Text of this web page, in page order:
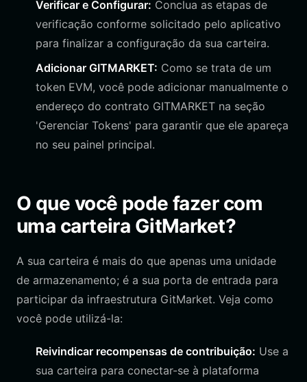
Verificar e Configurar: Conclua as etapas de
verificação conforme solicitado pelo aplicativo
para finalizar a configuração da sua carteira.
Adicionar GITMARKET: Como se trata de um
token EVM, você pode adicionar manualmente o
endereço do contrato GITMARKET na seção
'Gerenciar Tokens' para garantir que ele apareça
no seu painel principal.
O que você pode fazer com
uma carteira GitMarket?
A sua carteira é mais do que apenas uma unidade
de armazenamento; é a sua porta de entrada para
participar da infraestrutura GitMarket. Veja como
você pode utilizá-la:
Reivindicar recompensas de contribuição: Use a
sua carteira para conectar-se à plataforma